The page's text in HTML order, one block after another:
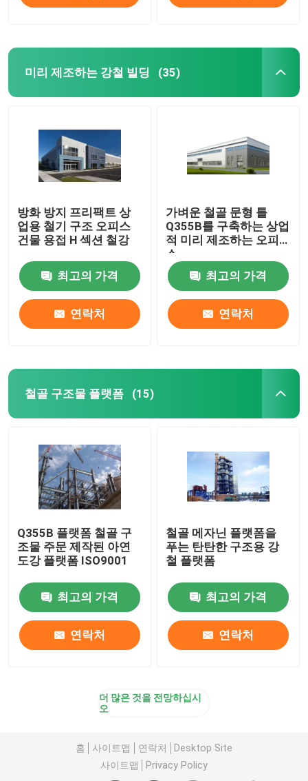
미리 제조하는 강철 빌딩 (35)
방화 방지 프리팩트 상
업용 철기 구조 오피스
건물 용접 H 섹션 철강
최고의 가격
연락처
가벼운 철골 문형 틀
Q355B를 구축하는 상업
적 미리 제조하는 오피
스
최고의 가격
연락처
철골 구조물 플랫폼 (15)
Q355B 플랫폼 철골 구
조물 주문 제작된 아연
도강 플랫폼 ISO9001
최고의 가격
연락처
철골 메자닌 플랫폼을
푸는 탄탄한 구조용 강
철 플랫폼
최고의 가격
연락처
더 많은 것을 전망하십시
오
홈 사이트맵 연락처
Desktop Site
사이트맵
Privacy Policy